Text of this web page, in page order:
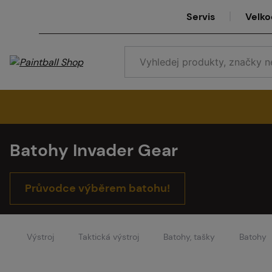
Servis
Batohy Invader Gear
Průvodce výběrem batohu!
Výstroj Taktická výstroj Batohy, tašky Batohy